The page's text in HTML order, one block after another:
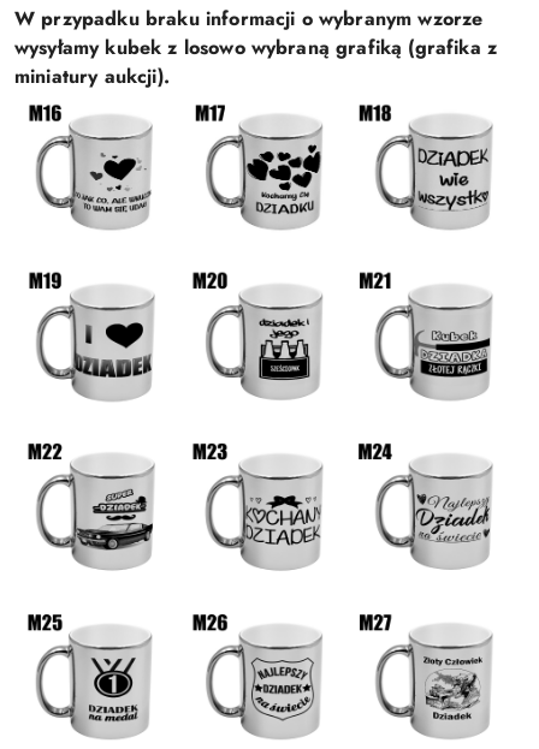
W przypadku braku informacji o wybranym wzorze
wysyłamy kubek z losowo wybraną grafiką (grafika z
miniatury aukcji).